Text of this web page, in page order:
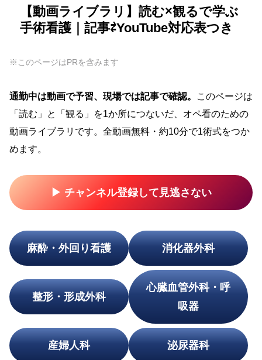
【動画ライブラリ】読む×観るで学ぶ
手術看護｜記事⇄YouTube対応表つき
※このページはPRを含みます
通勤中は動画で予習、現場では記事で確認。
このページは
「読む」と「観る」を1か所につないだ、オペ看のための
動画ライブラリです。全動画無料・約10分で1術式をつか
めます。
▶ チャンネル登録して見逃さない
麻酔・外回り看護 消化器外科
整形・形成外科
心臓血管外科・呼
吸器
産婦人科 泌尿器科